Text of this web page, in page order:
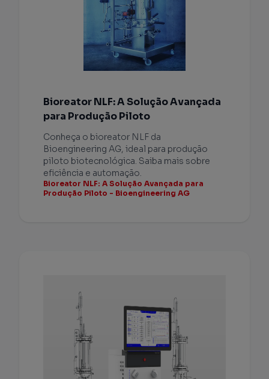
Bioreator NLF: A Solução Avançada
para Produção Piloto
Conheça o bioreator NLF da
Bioengineering AG, ideal para produção
piloto biotecnológica. Saiba mais sobre
eficiência e automação.
Bioreator NLF: A Solução Avançada para
Produção Piloto - Bioengineering AG